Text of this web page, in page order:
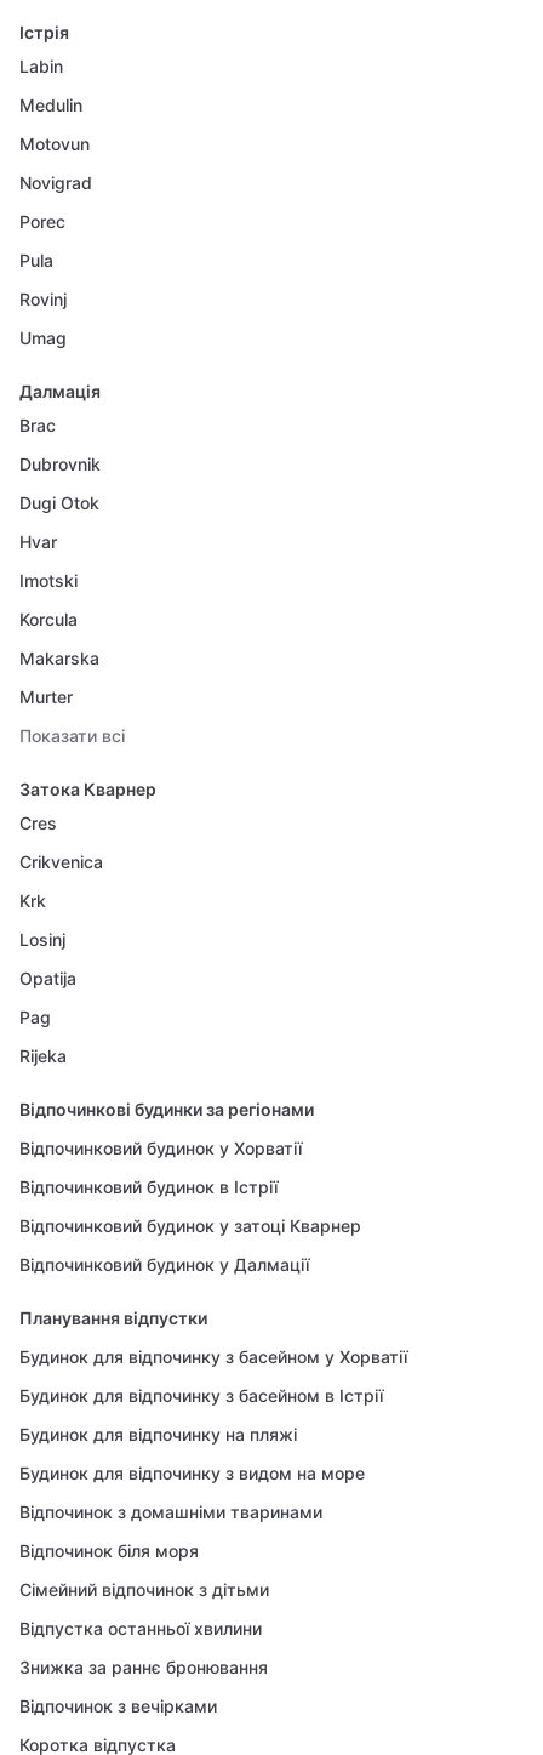
Істрія
Labin
Medulin
Motovun
Novigrad
Porec
Pula
Rovinj
Umag
Далмація
Brac
Dubrovnik
Dugi Otok
Hvar
Imotski
Korcula
Makarska
Murter
Показати всі
Затока Кварнер
Cres
Crikvenica
Krk
Losinj
Opatija
Pag
Rijeka
Відпочинкові будинки за регіонами
Відпочинковий будинок у Хорватії
Відпочинковий будинок в Істрії
Відпочинковий будинок у затоці Кварнер
Відпочинковий будинок у Далмації
Планування відпустки
Будинок для відпочинку з басейном у Хорватії
Будинок для відпочинку з басейном в Істрії
Будинок для відпочинку на пляжі
Будинок для відпочинку з видом на море
Відпочинок з домашніми тваринами
Відпочинок біля моря
Сімейний відпочинок з дітьми
Відпустка останньої хвилини
Знижка за раннє бронювання
Відпочинок з вечірками
Коротка відпустка